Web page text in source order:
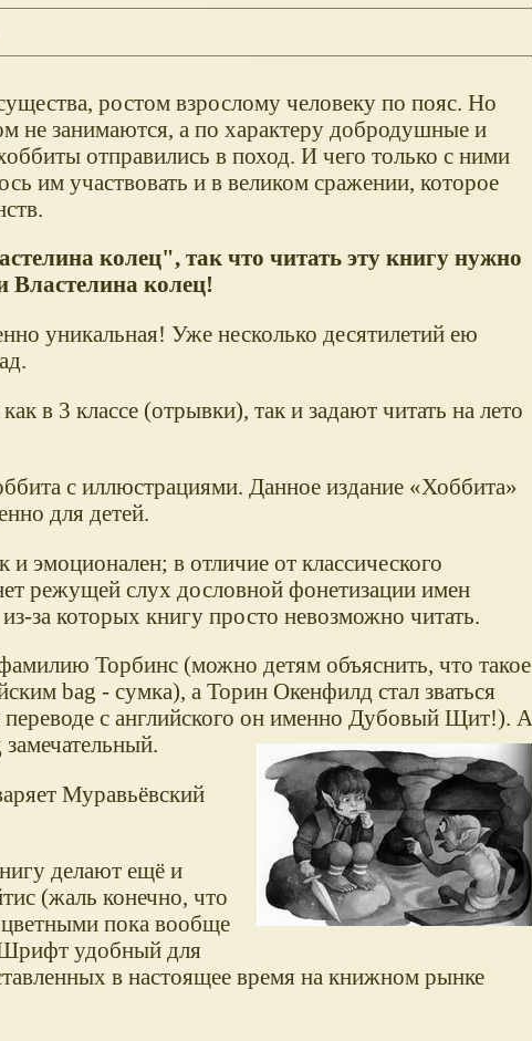
ростом взрослому человеку по пояс. Но
не занимаются, а по характеру добродушные и
отправились в поход. И чего только с ними
им участвовать и в великом сражении, которое
колец", так что читать эту книгу нужно
Властелина колец!
уникальная! Уже несколько десятилетий ею
в 3 классе (отрывки), так и задают читать на лето
с иллюстрациями. Данное издание
Хоббита
для детей.
эмоционален; в отличие от классического
режущей слух дословной фонетизации имен
за которых книгу просто невозможно читать.
Торбинс (можно детям объяснить, что такое
bag - сумка), а Торин Окенфилд стал зваться
с английского он именно Дубовый Щит!). А
Муравьёвский
делают ещё и
(жаль конечно, что
пока вообще
Шрифт удобный для
в настоящее время на книжном рынке